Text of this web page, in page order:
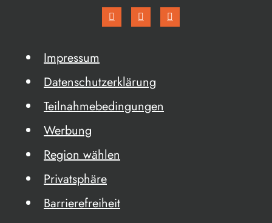
Impressum
Datenschutzerklärung
Teilnahmebedingungen
Werbung
Region wählen
Privatsphäre
Barrierefreiheit